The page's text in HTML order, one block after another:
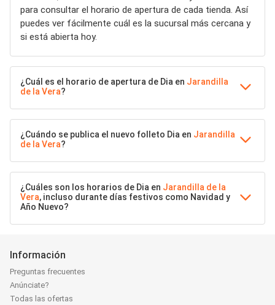
para consultar el horario de apertura de cada tienda. Así
puedes ver fácilmente cuál es la sucursal más cercana y
si está abierta hoy.
¿Cuál es el horario de apertura de Dia en Jarandilla
de la Vera?
¿Cuándo se publica el nuevo folleto Dia en Jarandilla
de la Vera?
¿Cuáles son los horarios de Dia en Jarandilla de la
Vera, incluso durante días festivos como Navidad y
Año Nuevo?
Información
Preguntas frecuentes
Anúnciate?
Todas las ofertas